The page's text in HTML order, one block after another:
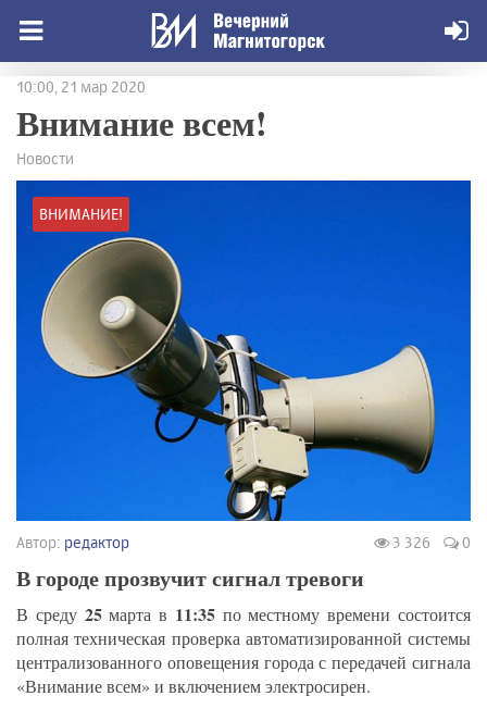
10:00, 21 мар 2020
Внимание всем!
Новости
ВНИМАНИЕ!
Автор: редактор 3 326 0
В городе прозвучит сигнал тревоги
В среду 25марта в 11:35по местному времени состоится
полная техническая проверка автоматизированной системы
централизованного оповещения города с передачей сигнала
«Внимание всем» и включением электросирен.